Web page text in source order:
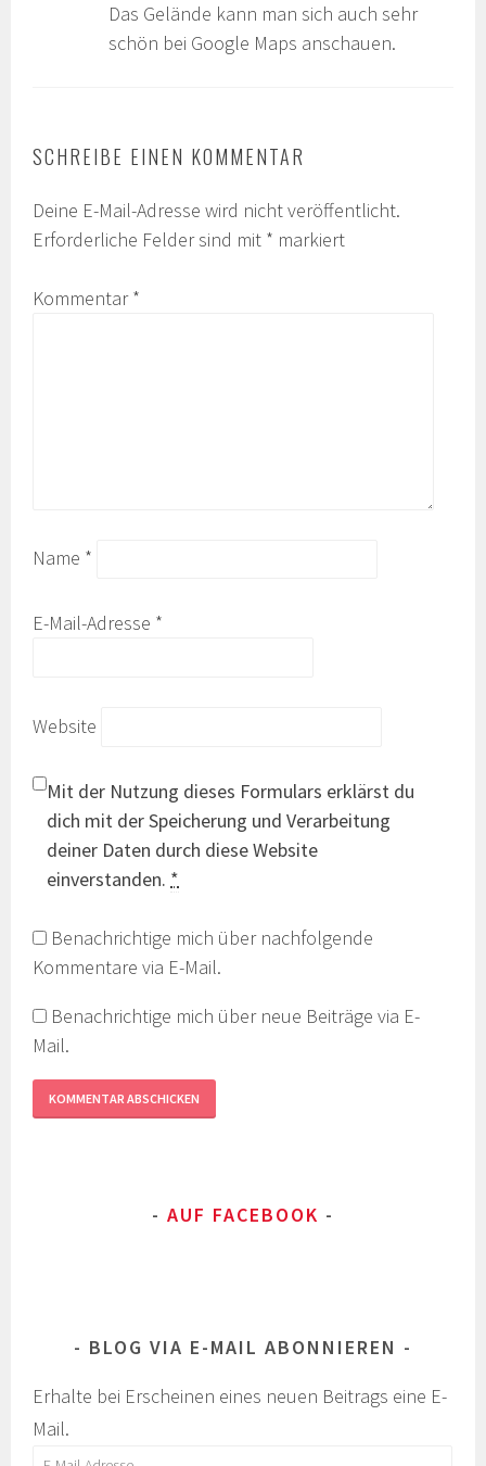
Das Gelände kann man sich auch sehr
schön bei Google Maps anschauen.
SCHREIBE EINEN KOMMENTAR
Deine E-Mail-Adresse wird nicht veröffentlicht.
Erforderliche Felder sind mit * markiert
Kommentar*
Name *
E-Mail-Adresse *
Website
Mit der Nutzung dieses Formulars erklärst du
dich mit der Speicherung und Verarbeitung
deiner Daten durch diese Website
einverstanden. *
Benachrichtige mich über nachfolgende
Kommentare via E-Mail.
Benachrichtige mich über neue Beiträge via E-
Mail.
AUF FACEBOOK
BLOG VIA E-MAIL ABONNIEREN
Erhalte bei Erscheinen eines neuen Beitrags eine E-
Mail.
E-